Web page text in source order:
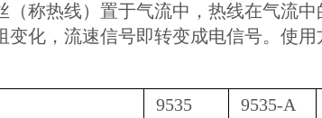
（称热线）置于气流中，热线在气流
变化，流速信号即转变成电信号。使用
9535 9535-A